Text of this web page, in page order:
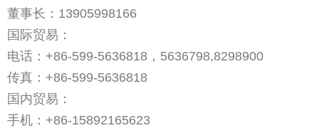
董事长： 13905998166
国际贸易：
电话：+86-599-5636818， 5636798,8298900
传真： +86-599-5636818
国内贸易：
手机： +86-15892165623